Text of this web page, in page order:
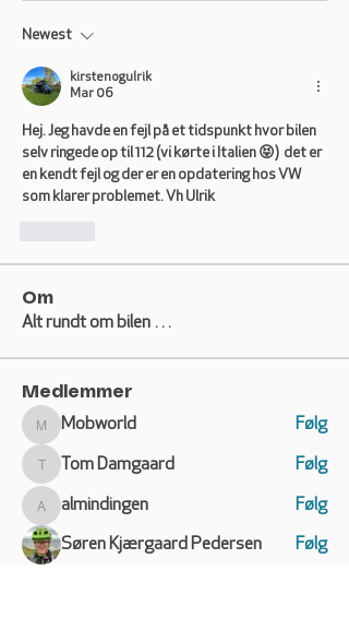
Newest
kirstenogulrik
Mar 06
Hej. Jeg havde en fejl på et tidspunkt hvor bilen
selv ringede op til 112 (vi kørte i Italien 😝)  det er
en kendt fejl og der er en opdatering hos VW
som klarer problemet. Vh Ulrik
Om
Alt rundt om bilen …
Medlemmer
Mobworld
Mobworld Følg
Tom Damgaard
Tom Damgaard Følg
almindingen
almindingen Følg
Søren Kjærgaard Pedersen Følg